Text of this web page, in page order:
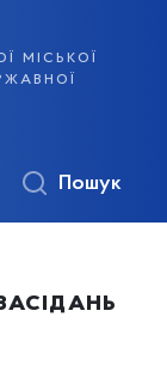
міської
Пошук